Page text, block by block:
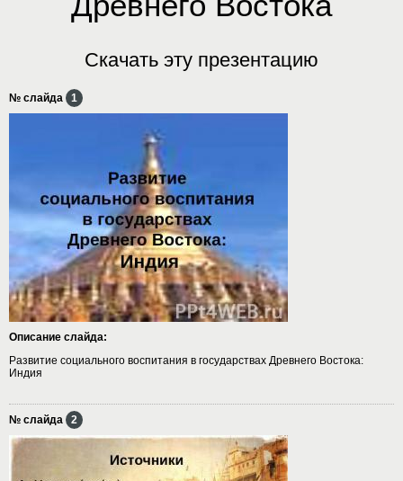
Скачать эту презентацию
№ слайда 1
Описание слайда:
Развитие социального воспитания в государствах Древнего Востока:
Индия
№ слайда 2